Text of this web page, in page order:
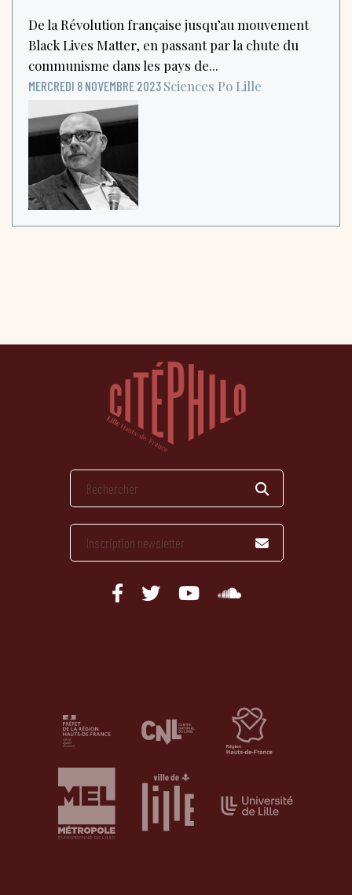
De la Révolution française jusqu’au mouvement
Black Lives Matter, en passant par la chute du
communisme dans les pays de...
MERCREDI 8 NOVEMBRE 2023 Sciences Po Lille